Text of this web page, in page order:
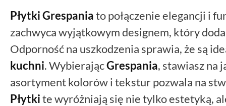
Płytki Grespaniato połączenie elegancji i
zachwyca wyjątkowym designem, który
Odporność na uszkodzenia sprawia, że są
kuchni. WybierającGrespania, stawiasz na
asortyment kolorów i tekstur pozwala na
Płytkite wyróżniają się nie tylko estetyką,